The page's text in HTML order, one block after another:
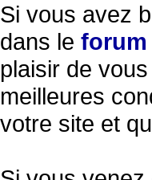
Si vous avez
dans le
plaisir de
meilleures
votre site et